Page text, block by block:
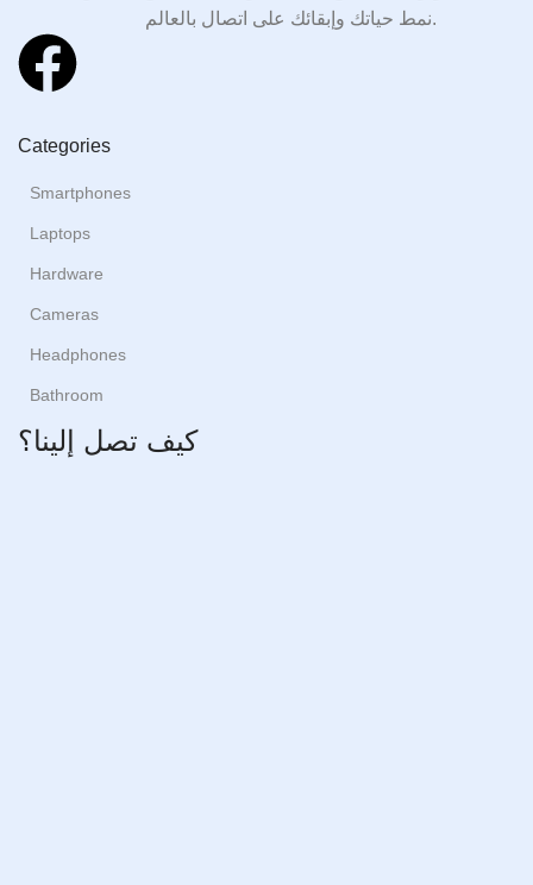
نمط حياتك وإبقائك على اتصال بالعالم.
Categories
Smartphones
Laptops
Hardware
Cameras
Headphones
Bathroom
كيف تصل إلينا؟